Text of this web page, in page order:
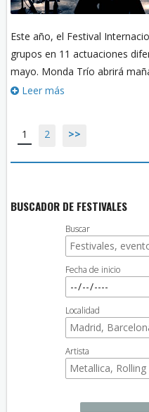
Este año, el Festival
grupos en 11 actuaciones
mayo. Monda Trío abrirá
Leer más
1 2 >>
BUSCADOR DE FESTIVALES
Buscar
Fecha de inicio
Localidad
Artista